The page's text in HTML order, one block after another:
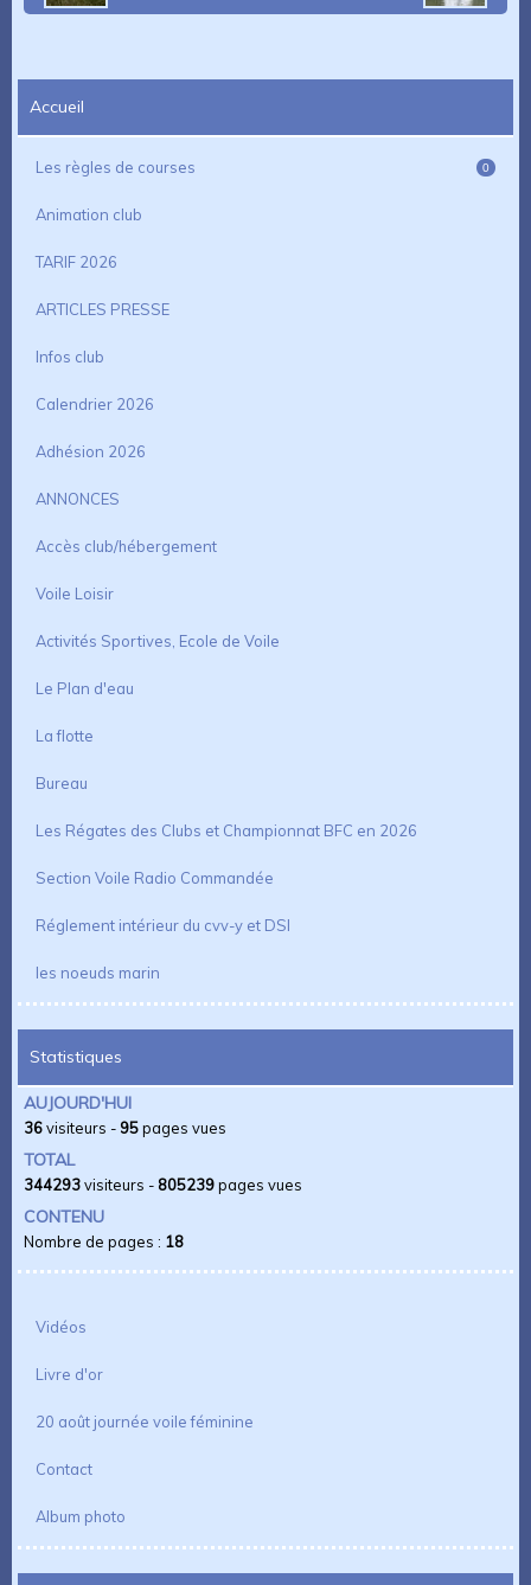
Accueil
Les règles de courses 0
Animation club
TARIF 2026
ARTICLES PRESSE
Infos club
Calendrier 2026
Adhésion 2026
ANNONCES
Accès club/hébergement
Voile Loisir
Activités Sportives, Ecole de Voile
Le Plan d'eau
La flotte
Bureau
Les Régates des Clubs et Championnat BFC en 2026
Section Voile Radio Commandée
Réglement intérieur du cvv-y et DSI
les noeuds marin
Statistiques
AUJOURD'HUI
36visiteurs - 95pages vues
TOTAL
344293visiteurs - 805239pages vues
CONTENU
Nombre de pages : 18
Vidéos
Livre d'or
20 août journée voile féminine
Contact
Album photo